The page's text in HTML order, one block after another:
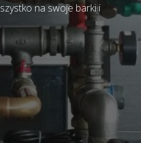
na swoje barki i